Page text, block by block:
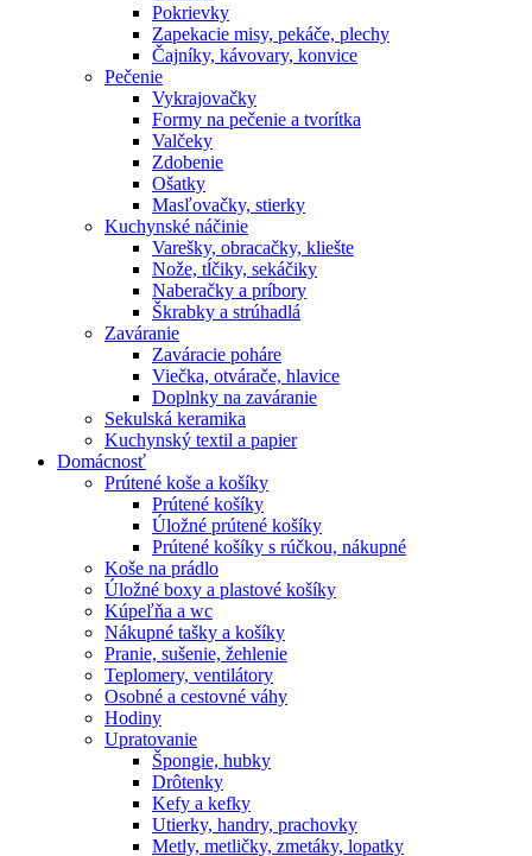
Pokrievky
Zapekacie misy, pekáče, plechy
Čajníky, kávovary, konvice
Pečenie
Vykrajovačky
Formy na pečenie a tvorítka
Valčeky
Zdobenie
Ošatky
Masľovačky, stierky
Kuchynské náčinie
Varešky, obracačky, kliešte
Nože, tĺčiky, sekáčiky
Naberačky a príbory
Škrabky a strúhadlá
Zaváranie
Zaváracie poháre
Viečka, otvárače, hlavice
Doplnky na zaváranie
Sekulská keramika
Kuchynský textil a papier
Domácnosť
Prútené koše a košíky
Prútené košíky
Úložné prútené košíky
Prútené košíky s rúčkou, nákupné
Koše na prádlo
Úložné boxy a plastové košíky
Kúpeľňa a wc
Nákupné tašky a košíky
Pranie, sušenie, žehlenie
Teplomery, ventilátory
Osobné a cestovné váhy
Hodiny
Upratovanie
Špongie, hubky
Drôtenky
Kefy a kefky
Utierky, handry, prachovky
Metly, metličky, zmetáky, lopatky